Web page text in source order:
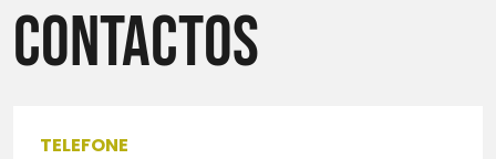
Contactos
TELEFONE